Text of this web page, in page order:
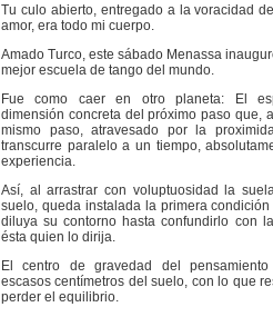
Tu culo abierto, entregado a la voracidad
amor, era todo mi cuerpo.
Amado Turco, este sábado Menassa
mejor escuela de tango del mundo.
Fue como caer en otro planeta: El
dimensión concreta del próximo paso que,
mismo paso, atravesado por la
transcurre paralelo a un tiempo,
experiencia.
Así, al arrastrar con voluptuosidad la
suelo, queda instalada la primera
diluya su contorno hasta confundirlo con
ésta quien lo dirija.
El centro de gravedad del
escasos centímetros del suelo, con lo que
perder el equilibrio.